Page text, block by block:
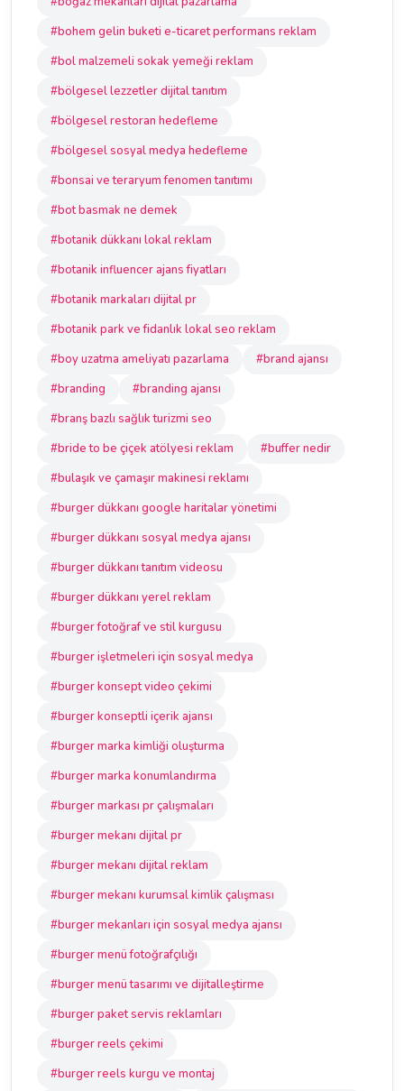
#bohem gelin buketi e-ticaret performans reklam
#bol malzemeli sokak yemeği reklam
#bölgesel lezzetler dijital tanıtım
#bölgesel restoran hedefleme
#bölgesel sosyal medya hedefleme
#bonsai ve teraryum fenomen tanıtımı
#bot basmak ne demek
#botanik dükkanı lokal reklam
#botanik influencer ajans fiyatları
#botanik markaları dijital pr
#botanik park ve fidanlık lokal seo reklam
#boy uzatma ameliyatı pazarlama
#brand ajansı
#branding
#branding ajansı
#branş bazlı sağlık turizmi seo
#bride to be çiçek atölyesi reklam
#buffer nedir
#bulaşık ve çamaşır makinesi reklamı
#burger dükkanı google haritalar yönetimi
#burger dükkanı sosyal medya ajansı
#burger dükkanı tanıtım videosu
#burger dükkanı yerel reklam
#burger fotoğraf ve stil kurgusu
#burger işletmeleri için sosyal medya
#burger konsept video çekimi
#burger konseptli içerik ajansı
#burger marka kimliği oluşturma
#burger marka konumlandırma
#burger markası pr çalışmaları
#burger mekanı dijital pr
#burger mekanı dijital reklam
#burger mekanı kurumsal kimlik çalışması
#burger mekanları için sosyal medya ajansı
#burger menü fotoğrafçılığı
#burger menü tasarımı ve dijitalleştirme
#burger paket servis reklamları
#burger reels çekimi
#burger reels kurgu ve montaj